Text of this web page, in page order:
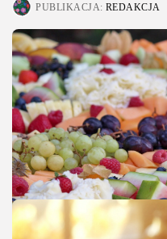
PUBLIKACJA: REDAKCJA